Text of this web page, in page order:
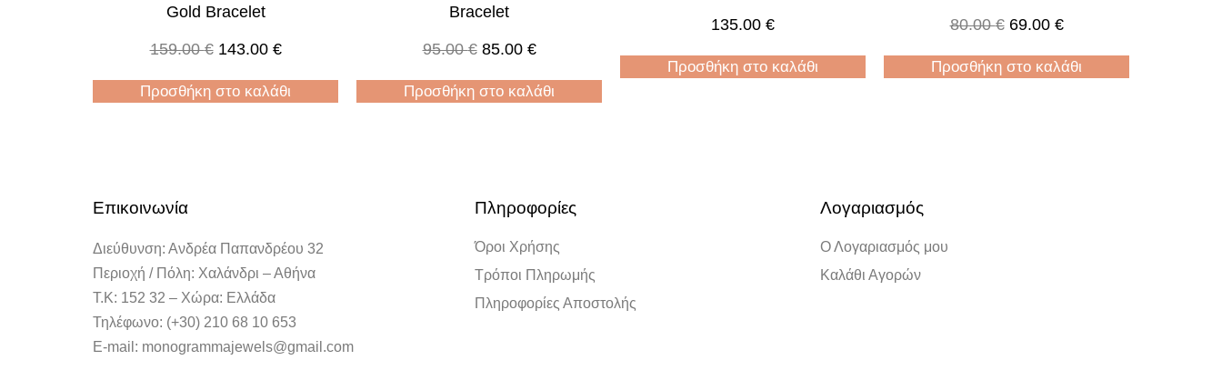
Gold Bracelet
159.00€ 143.00 €
Προσθήκη στο καλάθι
Bracelet
95.00€ 85.00 €
Προσθήκη στο καλάθι
135.00 €
Προσθήκη στο καλάθι
80.00€ 69.00 €
Προσθήκη στο καλάθι
Επικοινωνία
Διεύθυνση: Ανδρέα Παπανδρέου 32
Περιοχή / Πόλη: Χαλάνδρι – Αθήνα
Τ.Κ: 152 32 – Χώρα: Ελλάδα
Τηλέφωνο: (+30) 210 68 10 653
E-mail: monogrammajewels@gmail.com
Πληροφορίες
Όροι Χρήσης
Τρόποι Πληρωμής
Πληροφορίες Αποστολής
Λογαριασμός
Ο Λογαριασμός μου
Καλάθι Αγορών